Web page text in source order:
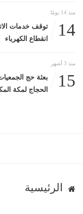
منذ 14 يومًا
14
توقف خدمات
انقطاع الكهرباء
منذ 3 أشهر
15
بعثة حج
الحجاج لمكة
الرئيسية